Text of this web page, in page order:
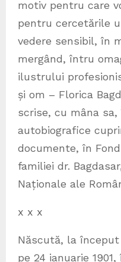
motiv pentru care
pentru cercetările
vedere sensibil, în
mergând, întru
ilustrului
și om – Florica
scrise, cu mâna sa,
autobiografice
documente, în
familiei dr.
Naționale ale
x x x
Născută, la
pe 24 ianuarie